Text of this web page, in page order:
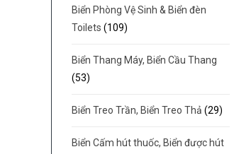
Biển Phòng Vệ Sinh & Biển đèn
Toilets (109)
Biển Thang Máy, Biển Cầu Thang
(53)
Biển Treo Trần, Biển Treo Thả (29)
Biển Cấm hút thuốc, Biển được hút